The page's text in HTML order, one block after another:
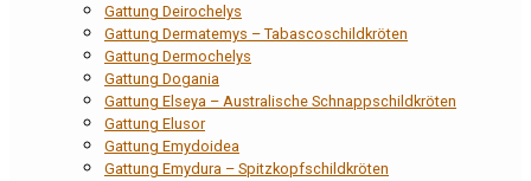
Gattung Deirochelys
Gattung Dermatemys – Tabascoschildkröten
Gattung Dermochelys
Gattung Dogania
Gattung Elseya – Australische Schnappschildkröten
Gattung Elusor
Gattung Emydoidea
Gattung Emydura – Spitzkopfschildkröten